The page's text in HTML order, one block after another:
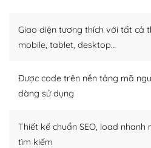
bạn trở nên dễ dàng và nhanh
WordPress đa dạng sẽ giúp
Nếu bạn có các kỹ thuật cơ
thiết kế tốt, bạn có thể tự sửa
Dễ dàng tùy chỉnh trên
Giao diện tương thích với tất cả
mobile, tablet, desktop…
Được code trên nền tảng mã
dàng sử dụng
Thiết kế chuẩn SEO, load nhanh
tìm kiếm